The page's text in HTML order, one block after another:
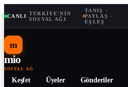
CANLI ·TÜRKIYE'NIN
SOSYAL AĞI
·
TANIŞ ·
PAYLAŞ ·
EŞLEŞ
m
mio
SOSYAL AĞ
Keşfet Üyeler Gönderiler